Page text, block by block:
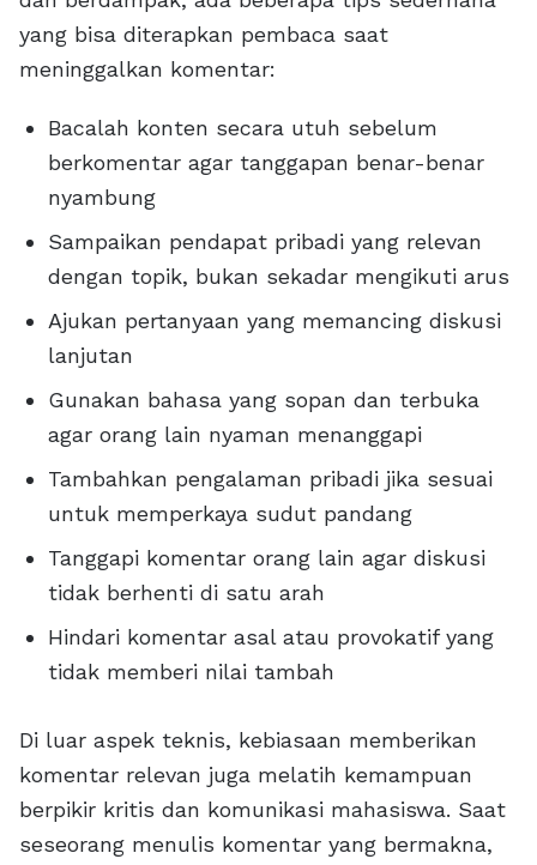
yang bisa diterapkan pembaca saat
meninggalkan komentar:
Bacalah konten secara utuh sebelum
berkomentar agar tanggapan benar-benar
nyambung
Sampaikan pendapat pribadi yang relevan
dengan topik, bukan sekadar mengikuti arus
Ajukan pertanyaan yang memancing diskusi
lanjutan
Gunakan bahasa yang sopan dan terbuka
agar orang lain nyaman menanggapi
Tambahkan pengalaman pribadi jika sesuai
untuk memperkaya sudut pandang
Tanggapi komentar orang lain agar diskusi
tidak berhenti di satu arah
Hindari komentar asal atau provokatif yang
tidak memberi nilai tambah
Di luar aspek teknis, kebiasaan memberikan
komentar relevan juga melatih kemampuan
berpikir kritis dan komunikasi mahasiswa. Saat
seseorang menulis komentar yang bermakna,